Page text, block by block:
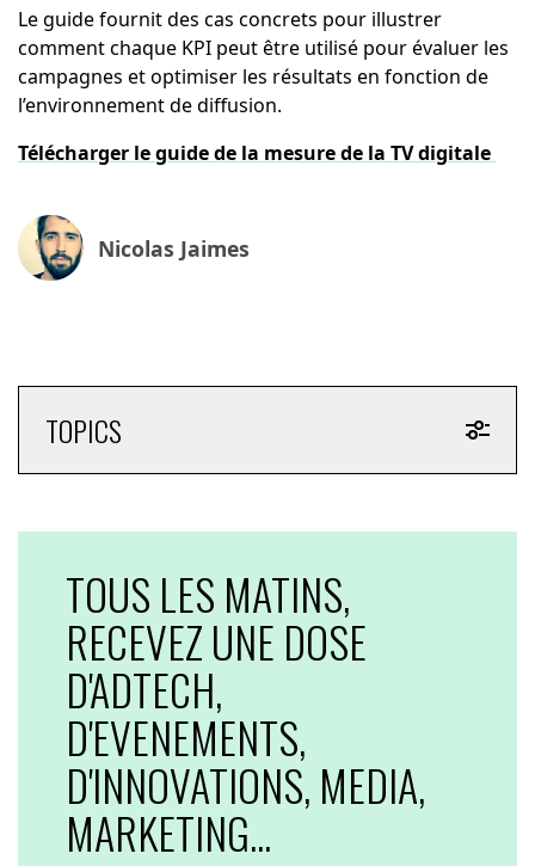
Le guide fournit des cas concrets pour illustrer
comment chaque KPI peut être utilisé pour évaluer les
campagnes et optimiser les résultats en fonction de
l’environnement de diffusion.
Télécharger le guide de la mesure de la TV digitale
Nicolas Jaimes
TOPICS
TOUS LES MATINS,
RECEVEZ UNE DOSE
D'ADTECH,
D'EVENEMENTS,
D'INNOVATIONS, MEDIA,
MARKETING...